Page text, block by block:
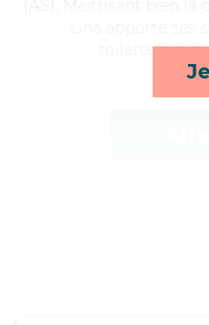
toilette/